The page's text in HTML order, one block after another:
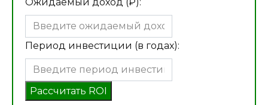
Период инвестиции (в годах):
Рассчитать ROI